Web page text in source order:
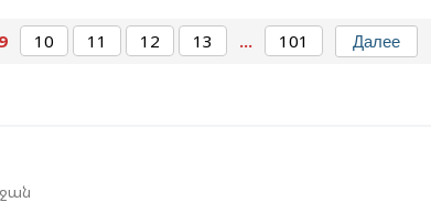
9 10 11 12 13 ... 101 Далее